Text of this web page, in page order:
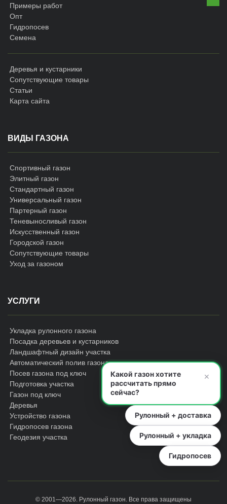
Примеры работ
Опт
Гидропосев
Семена
Деревья и кустарники
Сопутствующие товары
Статьи
Карта сайта
ВИДЫ ГАЗОНА
Спортивный газон
Элитный газон
Стандартный газон
Универсальный газон
Партерный газон
Теневыносливый газон
Искусственный газон
Городской газон
Сопутствующие товары
Уход за газоном
УСЛУГИ
Укладка рулонного газона
Посадка деревьев и кустарников
Ландшафтный дизайн участка
Автоматический полив газона
Посев газона под ключ
Подготовка участка
Газон под ключ
Деревья
Устройство газона
Гидропосев газона
Геодезия участка
© 2001—2026. Рулонный газон. Все права защищены
×
Какой газон хотите
рассчитать прямо
сейчас?
Рулонный + доставка
Рулонный + укладка
Гидропосев